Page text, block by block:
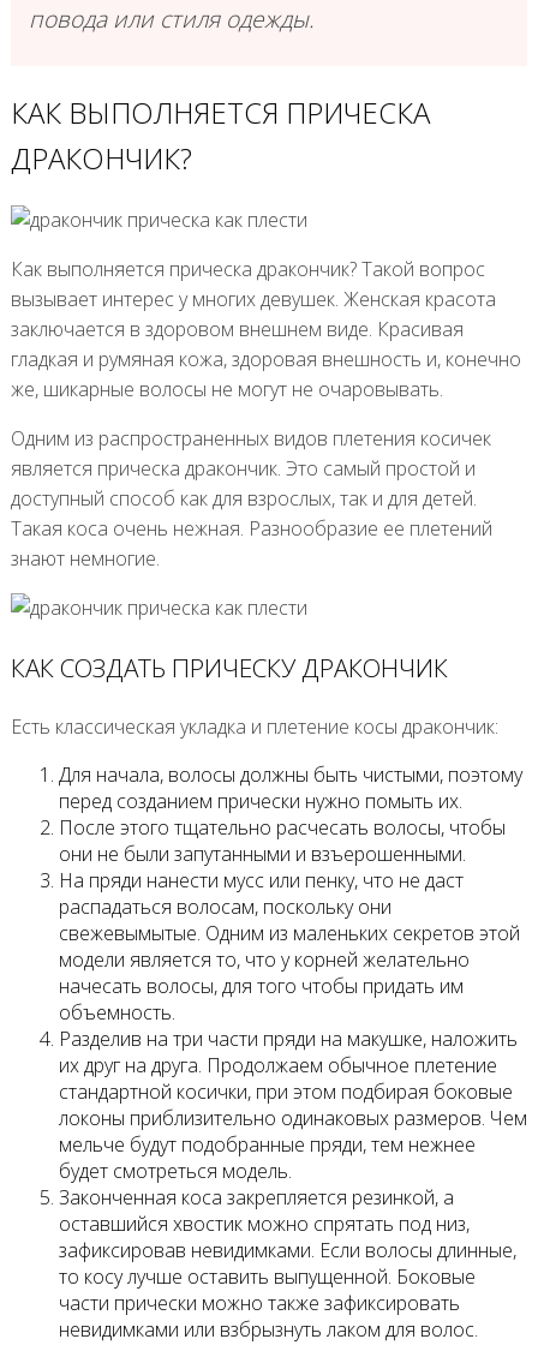
повода или стиля одежды.
КАК ВЫПОЛНЯЕТСЯ ПРИЧЕСКА
ДРАКОНЧИК?
Как выполняется прическа дракончик? Такой вопрос
вызывает интерес у многих девушек. Женская красота
заключается в здоровом внешнем виде. Красивая
гладкая и румяная кожа, здоровая внешность и, конечно
же, шикарные волосы не могут не очаровывать.
Одним из распространенных видов плетения косичек
является прическа дракончик. Это самый простой и
доступный способ как для взрослых, так и для детей.
Такая коса очень нежная. Разнообразие ее плетений
знают немногие.
КАК СОЗДАТЬ ПРИЧЕСКУ ДРАКОНЧИК
Есть классическая укладка и плетение косы дракончик:
Для начала, волосы должны быть чистыми, поэтому
перед созданием прически нужно помыть их.
После этого тщательно расчесать волосы, чтобы
они не были запутанными и взъерошенными.
На пряди нанести мусс или пенку, что не даст
распадаться волосам, поскольку они
свежевымытые. Одним из маленьких секретов этой
модели является то, что у корней желательно
начесать волосы, для того чтобы придать им
объемность.
Разделив на три части пряди на макушке, наложить
их друг на друга. Продолжаем обычное плетение
стандартной косички, при этом подбирая боковые
локоны приблизительно одинаковых размеров. Чем
мельче будут подобранные пряди, тем нежнее
будет смотреться модель.
Законченная коса закрепляется резинкой, а
оставшийся хвостик можно спрятать под низ,
зафиксировав невидимками. Если волосы длинные,
то косу лучше оставить выпущенной. Боковые
части прически можно также зафиксировать
невидимками или взбрызнуть лаком для волос.